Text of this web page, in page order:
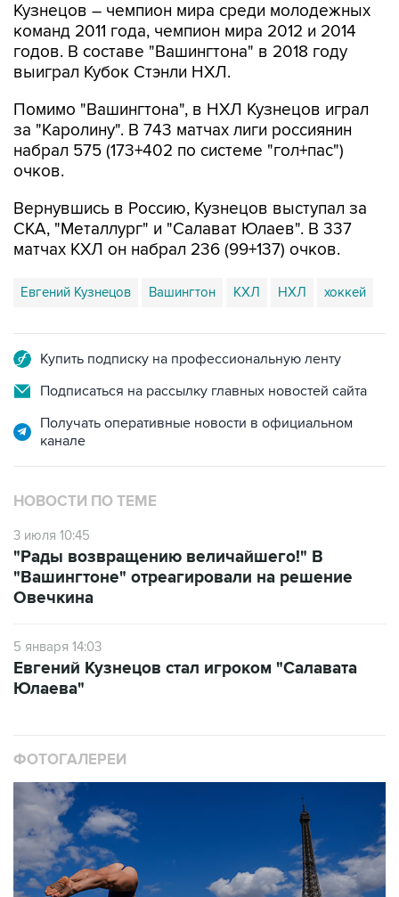
Кузнецов – чемпион мира среди молодежных
команд 2011 года, чемпион мира 2012 и 2014
годов. В составе "Вашингтона" в 2018 году
выиграл Кубок Стэнли НХЛ.
Помимо "Вашингтона", в НХЛ Кузнецов играл
за "Каролину". В 743 матчах лиги россиянин
набрал 575 (173+402 по системе "гол+пас")
очков.
Вернувшись в Россию, Кузнецов выступал за
СКА, "Металлург" и "Салават Юлаев". В 337
матчах КХЛ он набрал 236 (99+137) очков.
Евгений Кузнецов Вашингтон КХЛ НХЛ хоккей
Купить подписку на профессиональную ленту
Подписаться на рассылку главных новостей сайта
Получать оперативные новости в официальном
канале
НОВОСТИ ПО ТЕМЕ
3 июля 10:45
"Рады возвращению величайшего!" В
"Вашингтоне" отреагировали на решение
Овечкина
5 января 14:03
Евгений Кузнецов стал игроком "Салавата
Юлаева"
ФОТОГАЛЕРЕИ